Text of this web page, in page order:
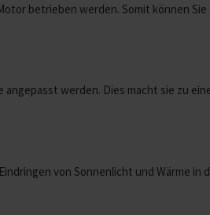
betrieben werden. Somit können
werden. Dies macht sie zu
von Sonnenlicht und Wärme in